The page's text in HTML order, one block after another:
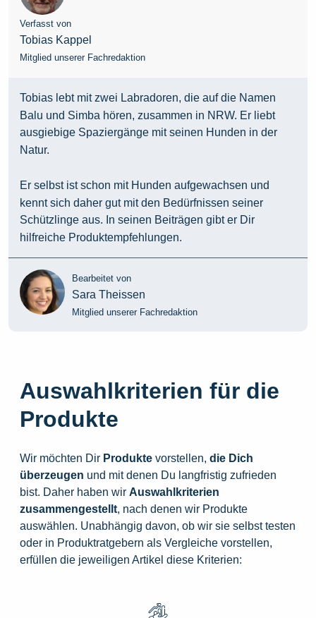
Verfasst von
Tobias Kappel
Mitglied unserer Fachredaktion
Tobias lebt mit zwei Labradoren, die auf die Namen
Balu und Simba hören, zusammen in NRW. Er liebt
ausgiebige Spaziergänge mit seinen Hunden in der
Natur.
Er selbst ist schon mit Hunden aufgewachsen und
kennt sich daher gut mit den Bedürfnissen seiner
Schützlinge aus. In seinen Beiträgen gibt er Dir
hilfreiche Produktempfehlungen.
Bearbeitet von
Sara Theissen
Mitglied unserer Fachredaktion
Auswahlkriterien für die
Produkte
Wir möchten Dir Produkte vorstellen, die Dich
überzeugen und mit denen Du langfristig zufrieden
bist. Daher haben wir Auswahlkriterien
zusammengestellt, nach denen wir Produkte
auswählen. Unabhängig davon, ob wir sie selbst testen
oder in Produktratgebern als Vergleiche vorstellen,
erfüllen die jeweiligen Artikel diese Kriterien: